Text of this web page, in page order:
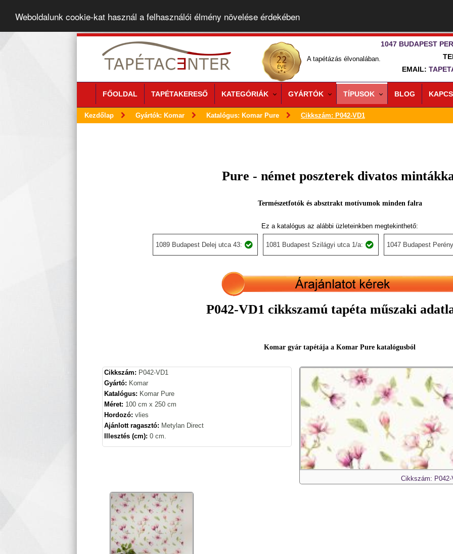
Weboldalunk cookie-kat használ a felhasználói élmény növelése érdekében
A tapétázás élvonalában.
1047 BUDAPEST
EMAIL:
FŐOLDAL TAPÉTAKERESŐ KATEGÓRIÁK GYÁRTÓK TÍPUSOK BLOG
Kezdőlap Gyártók: Komar Katalógus: Komar Pure Cikkszám: P042-VD1
Pure - német poszterek divatos
Természetfotók és absztrakt motívumok minden falra
Ez a katalógus az alábbi üzleteinkben megtekinthető:
1089 Budapest Delej utca 43: 1081 Budapest Szilágyi utca 1/a: 1047 Budapest
P042-VD1 cikkszamú tapéta műszaki
Komar gyár tapétája a Komar Pure katalógusból
Cikkszám: P042-VD1
Gyártó: Komar
Katalógus: Komar Pure
Méret: 100 cm x 250 cm
Hordozó: vlies
Ajánlott ragasztó: Metylan Direct
Illesztés (cm): 0 cm.
Cikkszám: P042-